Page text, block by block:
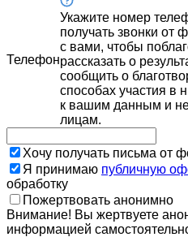
Телефон
Укажите номер
получать звонки от
с вами, чтобы
рассказать о
сообщить о
способах участия в
к вашим данным и
лицам.
Хочу получать письма от
Я принимаю публичную
обработку
Пожертвовать анонимно
Внимание! Вы жертвуете
информацией